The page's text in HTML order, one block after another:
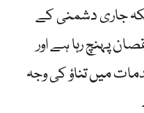
جاری دشمنی کے
پہنچ رہا ہے اور
میں تناؤ کی وجہ